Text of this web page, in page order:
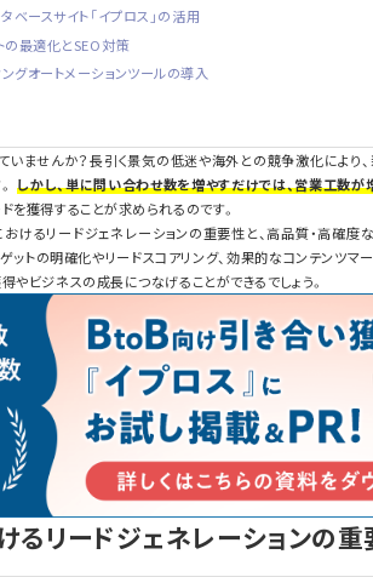
ースサイト「イプロス」の活用
最適化とSEO対策
グオートメーションツールの導入
ませんか？長引く景気の低迷や海外との競争激化により、
。しかし、単に問い合わせ数を増やすだけでは、営業工数
を獲得することが求められるのです。
けるリードジェネレーションの重要性と、高品質・高確
ットの明確化やリードスコアリング、効果的なコンテンツマ
やビジネスの成長につなげることができるでしょう。
るリードジェネレーションの重